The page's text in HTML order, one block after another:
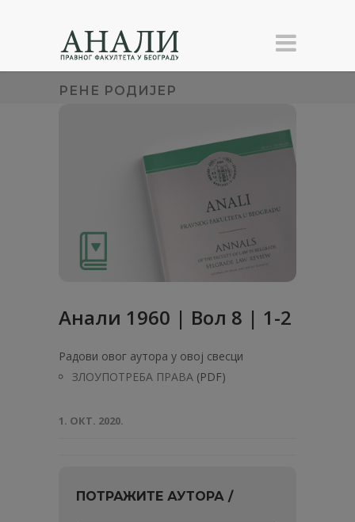
РЕНЕ РОДИЈЕР
Анaли 1960 | Вол 8 | 1-2
Радови овог аутора у овој свесци
ЗЛОУПОТРЕБА ПРАВА (PDF)
1. ОКТ. 2020.
ПОТРАЖИТЕ АУТОРА /